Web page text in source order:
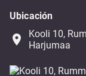
Ubicación
place
Kooli 10,
Harjumaa